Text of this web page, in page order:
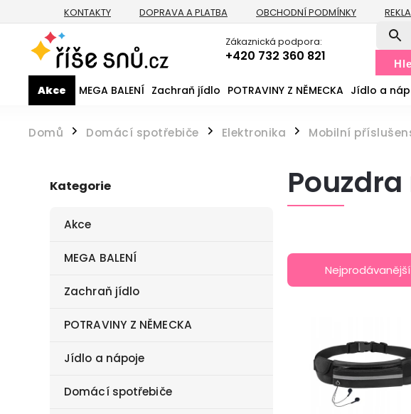
KONTAKTY DOPRAVA A PLATBA OBCHODNÍ PODMÍNKY
Zákaznická podpora:
+420 732 360 821
Akce MEGA BALENÍ Zachraň jídlo POTRAVINY Z NĚMECKA Jídlo a
Domů / Domácí spotřebiče / Elektronika / Mobilní
Kategorie
Akce
MEGA BALENÍ
Zachraň jídlo
POTRAVINY Z NĚMECKA
Jídlo a nápoje
Domácí spotřebiče
Nejprodávanější